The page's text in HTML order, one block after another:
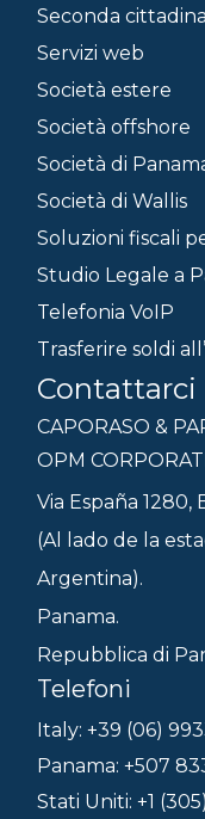
Seconda
Servizi web
Società estere
Società offshore
Società di
Società di Wallis
Soluzioni fiscali
Studio Legale a
Telefonia VoIP
Trasferire soldi
Contattarci
CAPORASO &
OPM
Via España 1280,
(Al lado de la
Argentina).
Panama.
Repubblica di
Telefoni
Italy: +39 (06)
Panama: +507
Stati Uniti: +1